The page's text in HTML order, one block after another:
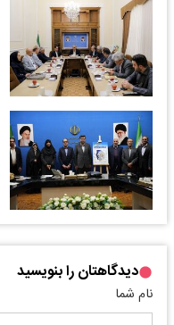
دیدگاهتان را بنویسید
نام شما